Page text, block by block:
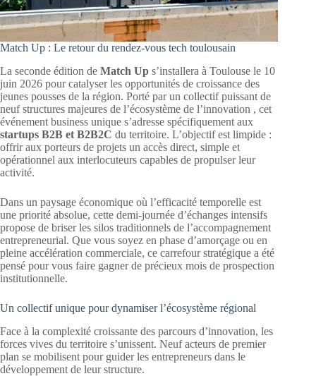
Match Up : Le retour du rendez-vous tech toulousain
La seconde édition de Match Up s’installera à Toulouse le 10
juin 2026 pour catalyser les opportunités de croissance des
jeunes pousses de la région. Porté par un collectif puissant de
neuf structures majeures de l’écosystème de l’innovation , cet
événement business unique s’adresse spécifiquement aux
startups B2B et B2B2C du territoire. L’objectif est limpide :
offrir aux porteurs de projets un accès direct, simple et
opérationnel aux interlocuteurs capables de propulser leur
activité.
Dans un paysage économique où l’efficacité temporelle est
une priorité absolue, cette demi-journée d’échanges intensifs
propose de briser les silos traditionnels de l’accompagnement
entrepreneurial. Que vous soyez en phase d’amorçage ou en
pleine accélération commerciale, ce carrefour stratégique a été
pensé pour vous faire gagner de précieux mois de prospection
institutionnelle.
Un collectif unique pour dynamiser l’écosystème régional
Face à la complexité croissante des parcours d’innovation, les
forces vives du territoire s’unissent. Neuf acteurs de premier
plan se mobilisent pour guider les entrepreneurs dans le
développement de leur structure.